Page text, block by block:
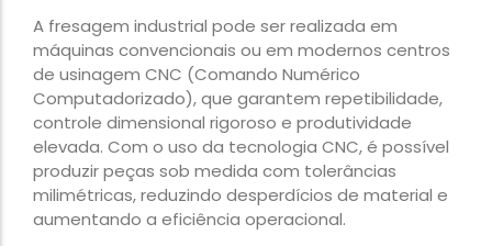
A fresagem industrial pode ser realizada em
máquinas convencionais ou em modernos centros
de usinagem CNC (Comando Numérico
Computadorizado), que garantem repetibilidade,
controle dimensional rigoroso e produtividade
elevada. Com o uso da tecnologia CNC, é possível
produzir peças sob medida com tolerâncias
milimétricas, reduzindo desperdícios de material e
aumentando a eficiência operacional.